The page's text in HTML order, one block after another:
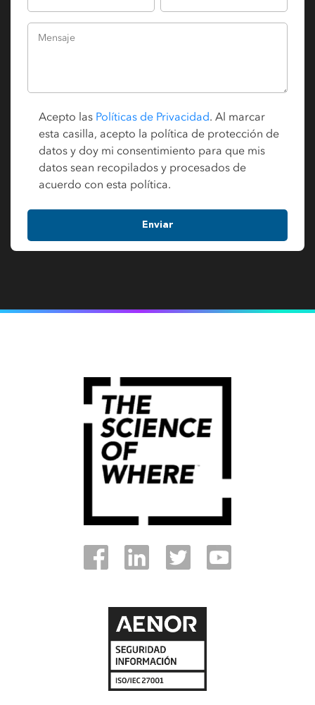
Acepto las Políticas de Privacidad. Al marcar
esta casilla, acepto la política de protección de
datos y doy mi consentimiento para que mis
datos sean recopilados y procesados de
acuerdo con esta política.